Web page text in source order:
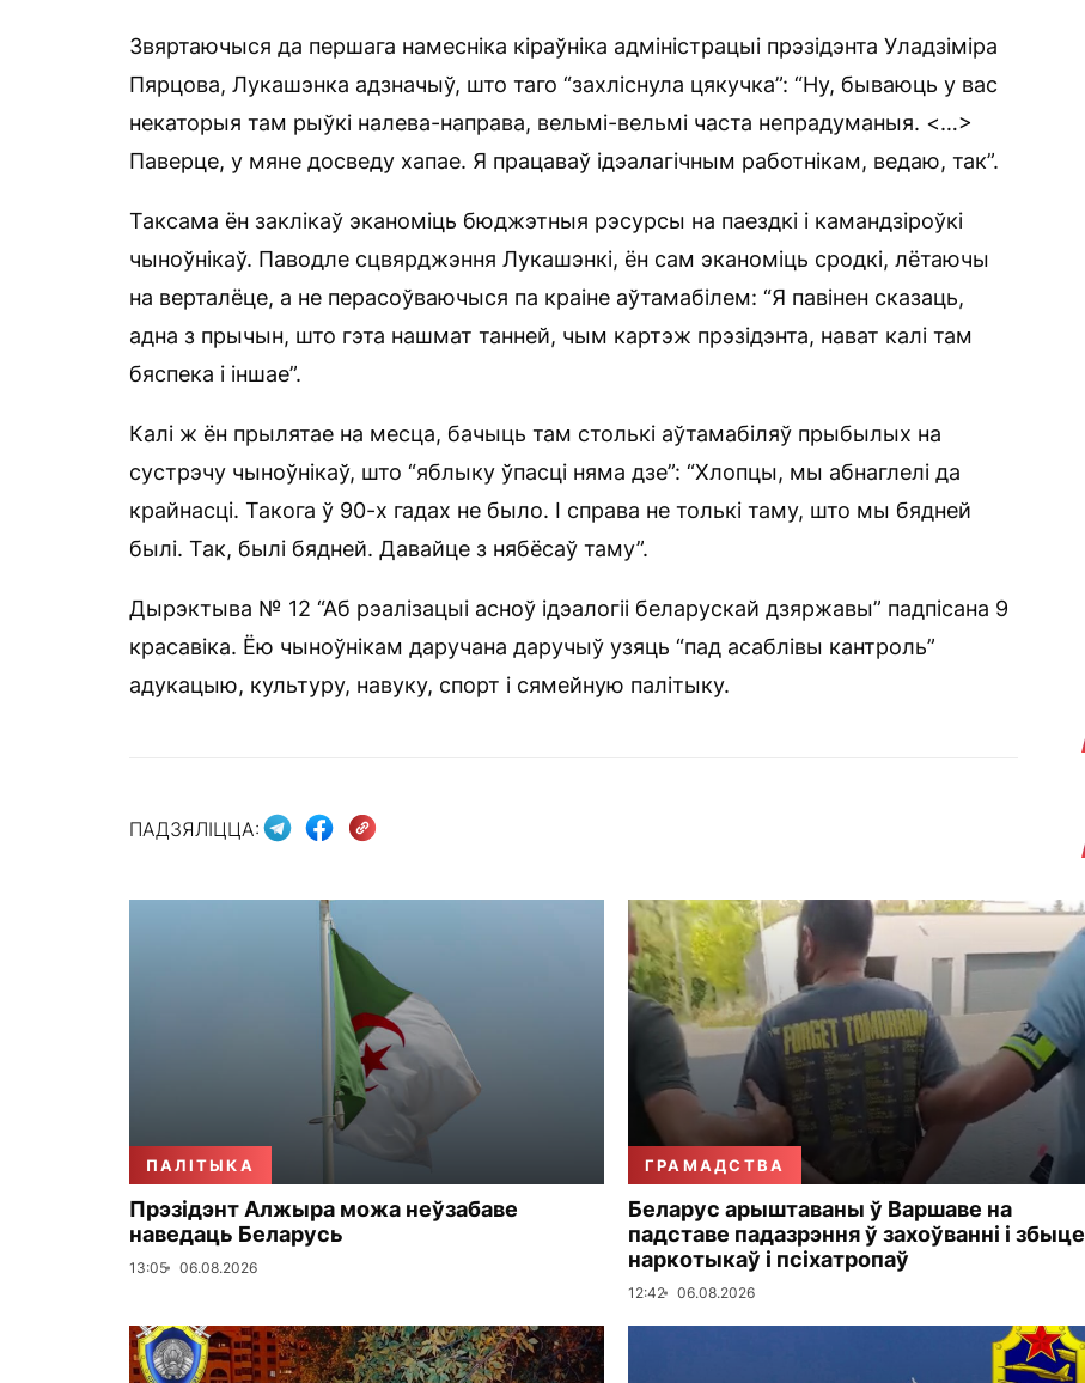
Звяртаючыся да першага намесніка кіраўніка адміністрацыі прэзідэнта Уладзіміра
Пярцова, Лукашэнка адзначыў, што таго “захліснула цякучка”: “Ну, бываюць у вас
некаторыя там рыўкі налева-направа, вельмі-вельмі часта непрадуманыя. <…>
Паверце, у мяне досведу хапае. Я працаваў ідэалагічным работнікам, ведаю, так”.
Таксама ён заклікаў эканоміць бюджэтныя рэсурсы на паездкі і камандзіроўкі
чыноўнікаў. Паводле сцвярджэння Лукашэнкі, ён сам эканоміць сродкі, лётаючы
на ​​верталёце, а не перасоўваючыся па краіне аўтамабілем: “Я павінен сказаць,
адна з прычын, што гэта нашмат танней, чым картэж прэзідэнта, нават калі там
бяспека і іншае”.
Калі ж ён прылятае на месца, бачыць там столькі аўтамабіляў прыбылых на
сустрэчу чыноўнікаў, што “яблыку ўпасці няма дзе”: “Хлопцы, мы абнаглелі да
крайнасці. Такога ў 90-х гадах не было. І справа не толькі таму, што мы бядней
былі. Так, былі бядней. Давайце з нябёсаў таму”.
Дырэктыва № 12 “Аб рэалізацыі асноў ідэалогіі беларускай дзяржавы” падпісана 9
красавіка. Ёю чыноўнікам даручана даручыў узяць “пад асаблівы кантроль”
адукацыю, культуру, навуку, спорт і сямейную палітыку.
ПАДЗЯЛІЦЦА:
ПАЛІТЫКА
Прэзідэнт Алжыра можа неўзабаве
наведаць Беларусь
13:05 06.08.2026
ГРАМАДСТВА
Беларус арыштаваны ў Варшаве на
падставе падазрэння ў захоўванні і збыце
наркотыкаў і псіхатропаў
12:42 06.08.2026